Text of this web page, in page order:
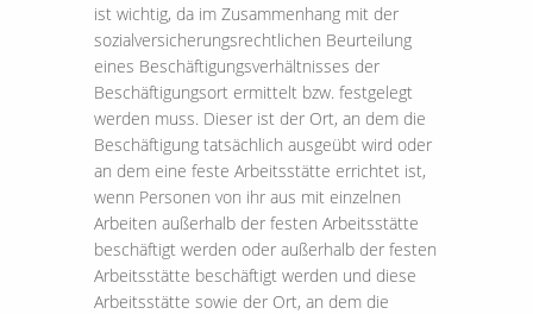
ist wichtig, da im Zusammenhang mit der
sozialversicherungsrechtlichen Beurteilung
eines Beschäftigungsverhältnisses der
Beschäftigungsort ermittelt bzw. festgelegt
werden muss. Dieser ist der Ort, an dem die
Beschäftigung tatsächlich ausgeübt wird oder
an dem eine feste Arbeitsstätte errichtet ist,
wenn Personen von ihr aus mit einzelnen
Arbeiten außerhalb der festen Arbeitsstätte
beschäftigt werden oder außerhalb der festen
Arbeitsstätte beschäftigt werden und diese
Arbeitsstätte sowie der Ort, an dem die